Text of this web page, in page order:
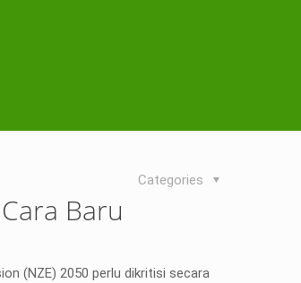
Categories
Baru
(NZE) 2050 perlu dikritisi secara